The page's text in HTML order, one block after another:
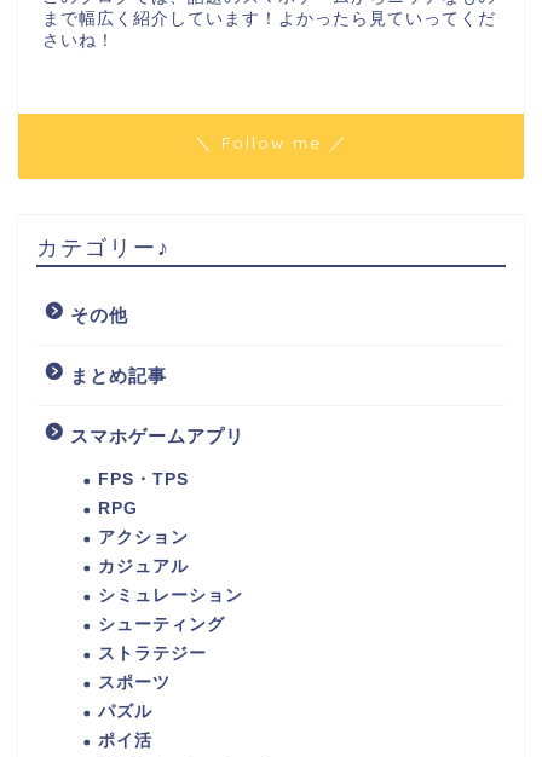
まで幅広く紹介しています！よかったら見ていってくだ
さいね！
＼ Follow me ／
カテゴリー♪
その他
まとめ記事
スマホゲームアプリ
FPS・TPS
RPG
アクション
カジュアル
シミュレーション
シューティング
ストラテジー
スポーツ
パズル
ポイ活